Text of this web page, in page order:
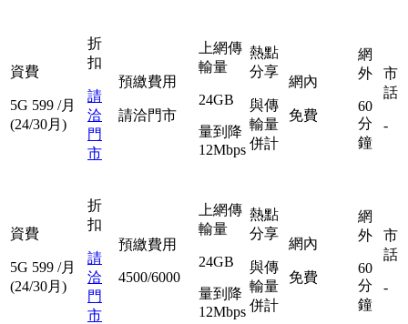
資費
5G 599 /月
(24/30月)
折
扣
請
洽
門
市
預繳費用
請洽門市
上網傳
輸量
24GB
量到降
12Mbps
熱點
分享
與傳
輸量
併計
網內
免費
網
外
60
分
鐘
市
話
-
資費
5G 599 /月
(24/30月)
折
扣
請
洽
門
市
預繳費用
4500/6000
上網傳
輸量
24GB
量到降
12Mbps
熱點
分享
與傳
輸量
併計
網內
免費
網
外
60
分
鐘
市
話
-